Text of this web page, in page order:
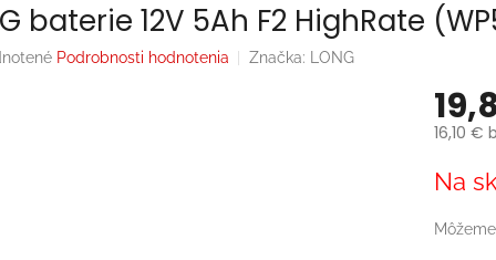
baterie 12V 5Ah F2 HighRate
Podrobnosti hodnotenia Značka: LONG
16,10 €
cena:
Na